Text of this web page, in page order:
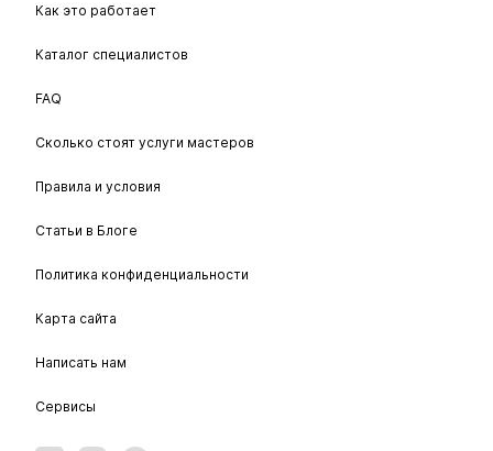
Как это работает
Каталог специалистов
FAQ
Сколько стоят услуги мастеров
Правила и условия
Статьи в Блоге
Политика конфиденциальности
Карта сайта
Написать нам
Сервисы